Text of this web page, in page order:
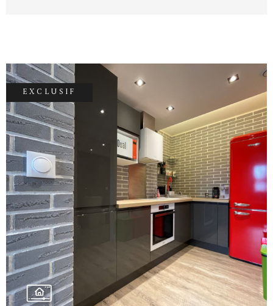
placard accesible dans l'entrée. Il est
accompagné d'un garage de 14 m2 pour votre
véhicule, et d'une grande cave en sous-sol de
8.50 m2. Le logement sera prochainement
relié au réseau de chaleur bois, qui permettra
de réduire vos factures de chauffage. Il est
classé D, avec le double vitrage PVC et des
combles parfaitement isolés. Au pied de
l'immeuble, vous bénéficierez des commerces,
mais aussi d'un centre médical avec facilité de
stationnement, ainsi que de l'école des
Alouettes, d'un arrêt de bus, pour une
indépendance totale : tout est à deux pas !
Tranquilité, proximité et convivialité sont les
maîtres-mots de l'environnement des
Alouettes. Alors n'attendez plus, venez le
EXCLUSIF
VOIR LE BIEN